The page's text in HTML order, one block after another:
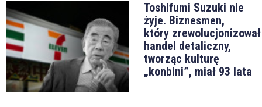
Toshifumi Suzuki nie
żyje. Biznesmen,
który zrewolucjonizował
handel detaliczny,
tworząc kulturę
„konbini”, miał 93 lata